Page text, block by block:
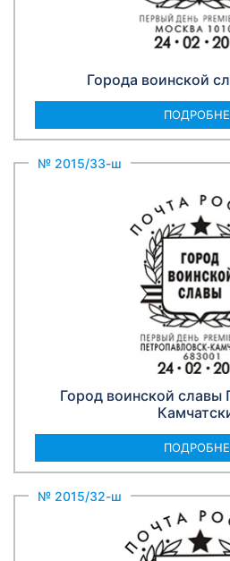
Города воинской
№ 2015/33-ш
Город воинской славы
№ 2015/32-ш